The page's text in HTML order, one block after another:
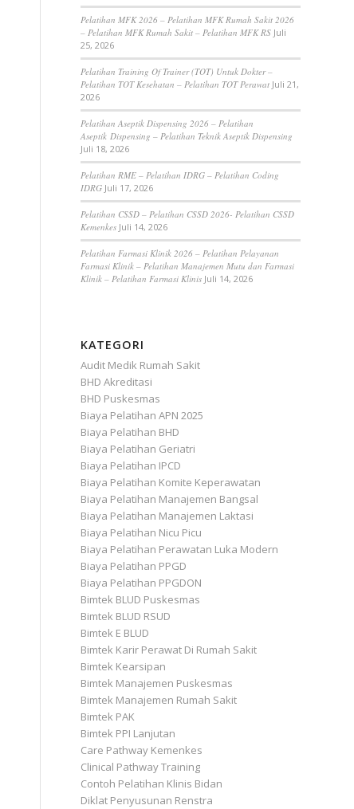
Pelatihan MFK 2026 – Pelatihan MFK Rumah Sakit 2026
– Pelatihan MFK Rumah Sakit – Pelatihan MFK RS Juli
25, 2026
Pelatihan Training Of Trainer (TOT) Untuk Dokter –
Pelatihan TOT Kesehatan – Pelatihan TOT Perawat Juli 21,
2026
Pelatihan Aseptik Dispensing 2026 – Pelatihan
Aseptik Dispensing – Pelatihan Teknik Aseptik Dispensing
Juli 18, 2026
Pelatihan RME – Pelatihan IDRG – Pelatihan Coding
IDRG Juli 17, 2026
Pelatihan CSSD – Pelatihan CSSD 2026- Pelatihan CSSD
Kemenkes Juli 14, 2026
Pelatihan Farmasi Klinik 2026 – Pelatihan Pelayanan
Farmasi Klinik – Pelatihan Manajemen Mutu dan Farmasi
Klinik – Pelatihan Farmasi Klinis Juli 14, 2026
KATEGORI
Audit Medik Rumah Sakit
BHD Akreditasi
BHD Puskesmas
Biaya Pelatihan APN 2025
Biaya Pelatihan BHD
Biaya Pelatihan Geriatri
Biaya Pelatihan IPCD
Biaya Pelatihan Komite Keperawatan
Biaya Pelatihan Manajemen Bangsal
Biaya Pelatihan Manajemen Laktasi
Biaya Pelatihan Nicu Picu
Biaya Pelatihan Perawatan Luka Modern
Biaya Pelatihan PPGD
Biaya Pelatihan PPGDON
Bimtek BLUD Puskesmas
Bimtek BLUD RSUD
Bimtek E BLUD
Bimtek Karir Perawat Di Rumah Sakit
Bimtek Kearsipan
Bimtek Manajemen Puskesmas
Bimtek Manajemen Rumah Sakit
Bimtek PAK
Bimtek PPI Lanjutan
Care Pathway Kemenkes
Clinical Pathway Training
Contoh Pelatihan Klinis Bidan
Diklat Penyusunan Renstra